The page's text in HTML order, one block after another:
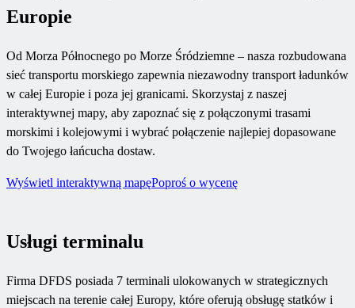
Europie
Od Morza Północnego po Morze Śródziemne – nasza rozbudowana
sieć transportu morskiego zapewnia niezawodny transport ładunków
w całej Europie i poza jej granicami. Skorzystaj z naszej
interaktywnej mapy, aby zapoznać się z połączonymi trasami
morskimi i kolejowymi i wybrać połączenie najlepiej dopasowane
do Twojego łańcucha dostaw.
Wyświetl interaktywną mapęPoproś o wycenę
Usługi terminalu
Firma DFDS posiada 7 terminali ulokowanych w strategicznych
miejscach na terenie całej Europy, które oferują obsługę statków i